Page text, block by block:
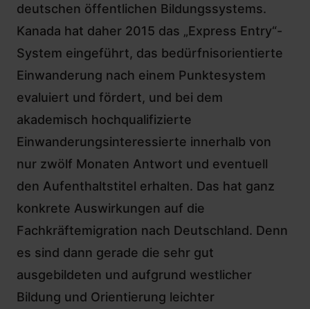
deutschen öffentlichen Bildungssystems.
Kanada hat daher 2015 das „Express Entry“-
System eingeführt, das bedürfnisorientierte
Einwanderung nach einem Punktesystem
evaluiert und fördert, und bei dem
akademisch hochqualifizierte
Einwanderungsinteressierte innerhalb von
nur zwölf Monaten Antwort und eventuell
den Aufenthaltstitel erhalten. Das hat ganz
konkrete Auswirkungen auf die
Fachkräftemigration nach Deutschland. Denn
es sind dann gerade die sehr gut
ausgebildeten und aufgrund westlicher
Bildung und Orientierung leichter